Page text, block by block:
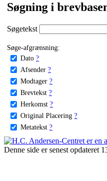
Søgning i
Søgetekst
Søge-afgrænsning:
Dato ?
Afsender ?
Modtager ?
Brevtekst ?
Herkomst ?
Original Placering ?
Metatekst ?
Denne side er senest opdateret